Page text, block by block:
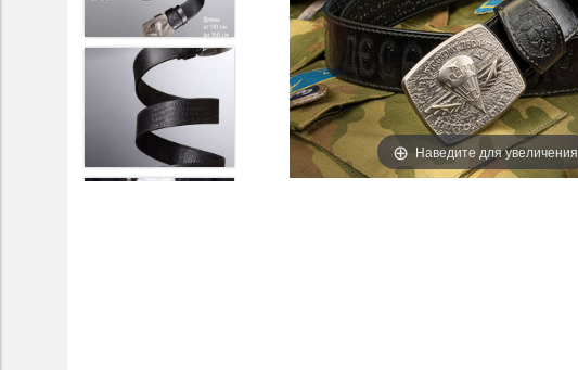
Наведите для увеличения